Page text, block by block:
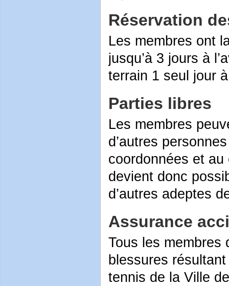
Réservation
Les membres ont
jusqu’à 3 jours à
terrain 1 seul jour
Parties libres
Les membres
d’autres
coordonnées et
devient donc
d’autres adeptes
Assurance
Tous les membres
blessures
tennis de la Ville